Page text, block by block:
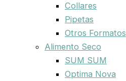
Collares
Pipetas
Otros Formatos
Alimento Seco
SUM SUM
Optima Nova